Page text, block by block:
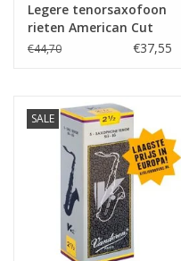
Legere tenorsaxofoon
rieten American Cut
€44,70 €37,55
SALE